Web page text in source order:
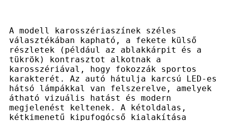
A modell karosszériaszínek széles
választékában kapható, a fekete külső
részletek (például az ablakkárpit és a
tükrök) kontrasztot alkotnak a
karosszériával, hogy fokozzák sportos
karakterét. Az autó hátulja karcsú LED-es
hátsó lámpákkal van felszerelve, amelyek
átható vizuális hatást és modern
megjelenést keltenek. A kétoldalas,
kétkimenetű kipufogócső kialakítása